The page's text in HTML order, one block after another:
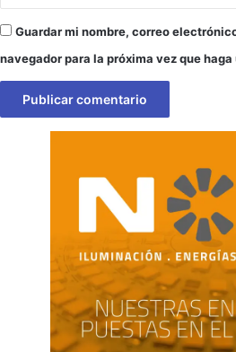
Guardar mi nombre, correo
navegador para la próxima vez que